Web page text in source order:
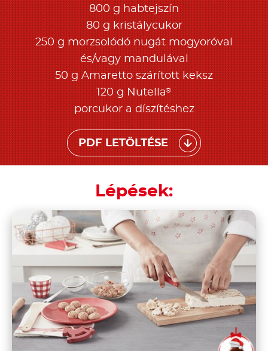
800 g habtejszín
80 g kristálycukor
250 g morzsolódó nugát mogyoróval
és/vagy mandulával
50 g Amaretto szárított keksz
120 g Nutella®
porcukor a díszítéshez
PDF LETÖLTÉSE
Lépések: